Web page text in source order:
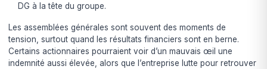
DG à la tête du groupe.
Les assemblées générales sont souvent des moments de
tension, surtout quand les résultats financiers sont en berne.
Certains actionnaires pourraient voir d’un mauvais œil une
indemnité aussi élevée, alors que l’entreprise lutte pour retrouver